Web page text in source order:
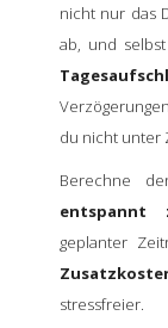
nicht nur das
ab, und
du nicht unter
Berechne
entspannt
geplanter
stressfreier.